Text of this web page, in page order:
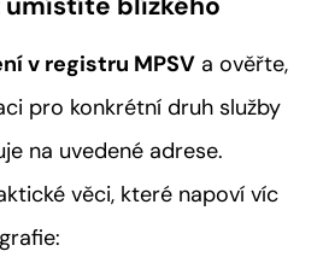
v registru MPSV a ověřte,
pro konkrétní druh služby
na uvedené adrese.
věci, které napoví víc